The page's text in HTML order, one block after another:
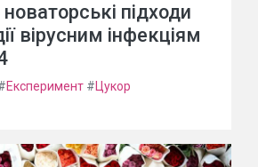
підходи
вірусним інфекціям
Експеримент #Цукор